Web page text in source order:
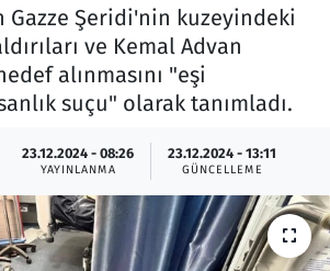
Gazze Şeridi'nin kuzeyindeki
ve Kemal Advan
alınmasını "eşi
suçu" olarak tanımladı.
23.12.2024 - 08:26
YAYINLANMA
23.12.2024 - 13:11
GÜNCELLEME